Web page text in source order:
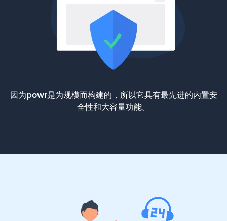
因为powr是为规模而构建的，所以它具有最先进的内置安
全性和大容量功能。